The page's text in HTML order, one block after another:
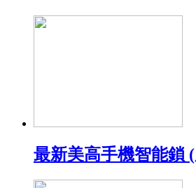
最新美高手機智能鎖